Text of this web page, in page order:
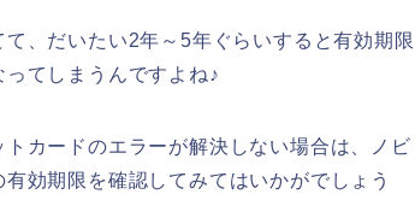
、だいたい2年～5年ぐらいすると有効期限
てしまうんですよね♪
カードのエラーが解決しない場合は、ノビ
効期限を確認してみてはいかがでしょう